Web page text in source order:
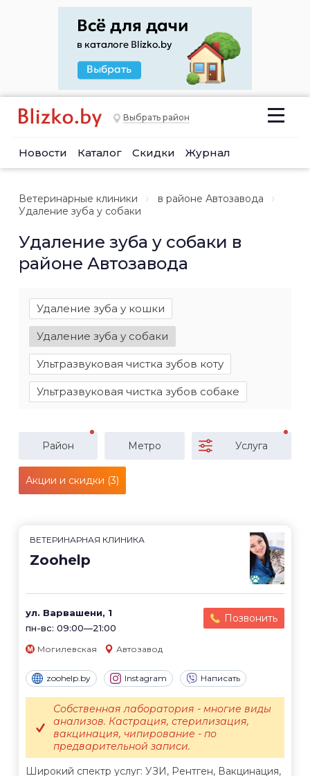
Выбрать район
Новости Каталог Скидки Журнал
Ветеринарные клиники
в районе Автозавода
Удаление зуба у собаки
Удаление зуба у собаки в
районе Автозавода
Удаление зуба у кошки
Удаление зуба у собаки
Ультразвуковая чистка зубов коту
Ультразвуковая чистка зубов собаке
Район Метро Услуга
Акции и скидки (3)
ВЕТЕРИНАРНАЯ КЛИНИКА
Zoohelp
ул. Варвашени, 1
пн-вс: 09:00—21:00
Позвонить
Могилевская Автозавод
zoohelp.by Instagram Написать
Широкий спектр услуг: УЗИ, Рентген, Вакцинация,
Собственная лаборатория - многие виды
анализов. Кастрация, стерилизация,
вакцинация, чипирование - по
предварительной записи.